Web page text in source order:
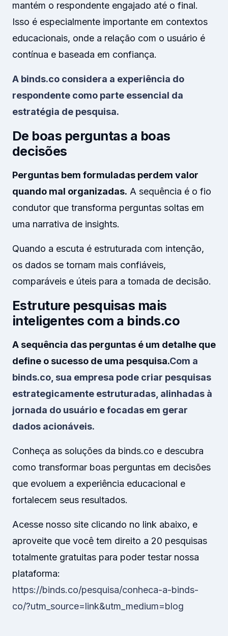
mantém o respondente engajado até o final.
Isso é especialmente importante em contextos
educacionais, onde a relação com o usuário é
contínua e baseada em confiança.
A binds.co considera a experiência do
respondente como parte essencial da
estratégia de pesquisa.
De boas perguntas a boas
decisões
Perguntas bem formuladas perdem valor
quando mal organizadas. A sequência é o fio
condutor que transforma perguntas soltas em
uma narrativa de insights.
Quando a escuta é estruturada com intenção,
os dados se tornam mais confiáveis,
comparáveis e úteis para a tomada de decisão.
Estruture pesquisas mais
inteligentes com a binds.co
A sequência das perguntas é um detalhe que
define o sucesso de uma pesquisa.Com a
binds.co, sua empresa pode criar pesquisas
estrategicamente estruturadas, alinhadas à
jornada do usuário e focadas em gerar
dados acionáveis.
Conheça as soluções da binds.co e descubra
como transformar boas perguntas em decisões
que evoluem a experiência educacional e
fortalecem seus resultados.
Acesse nosso site clicando no link abaixo, e
aproveite que você tem direito a 20 pesquisas
totalmente gratuitas para poder testar nossa
plataforma:
https://binds.co/pesquisa/conheca-a-binds-
co/?utm_source=link&utm_medium=blog